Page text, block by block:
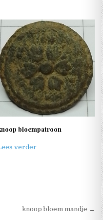
bloempatroon
verder
knoop bloem mandje →